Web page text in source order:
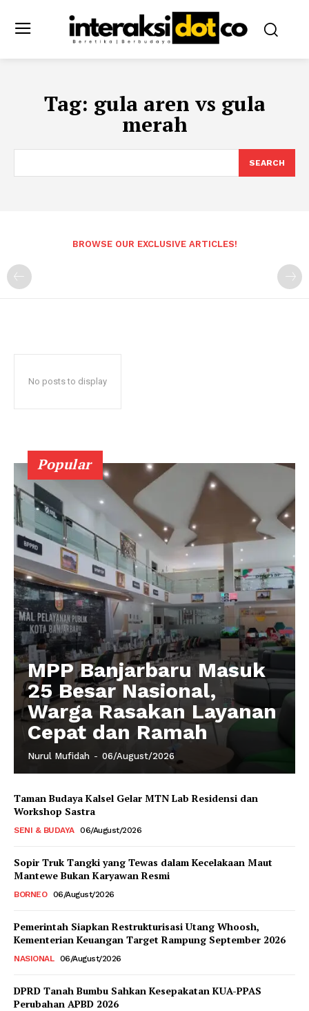
Tag: gula aren vs gula
merah
SEARCH
BROWSE OUR EXCLUSIVE ARTICLES!
No posts to display
Popular
MPP Banjarbaru Masuk
25 Besar Nasional,
Warga Rasakan Layanan
Cepat dan Ramah
Nurul Mufidah - 06/August/2026
Taman Budaya Kalsel Gelar MTN Lab Residensi dan
Workshop Sastra
SENI & BUDAYA 06/August/2026
Sopir Truk Tangki yang Tewas dalam Kecelakaan Maut
Mantewe Bukan Karyawan Resmi
BORNEO 06/August/2026
Pemerintah Siapkan Restrukturisasi Utang Whoosh,
Kementerian Keuangan Target Rampung September 2026
NASIONAL 06/August/2026
DPRD Tanah Bumbu Sahkan Kesepakatan KUA-PPAS
Perubahan APBD 2026